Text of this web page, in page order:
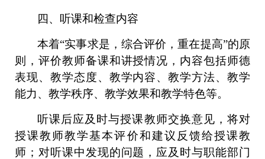
四、听课和检查内容
本着“实事求是，综合评价，重在提高”的原
则，评价教师备课和讲授情况，内容包括师德
表现、教学态度、教学内容、教学方法、教学
能力、教学秩序、教学效果和教学特色等。
听课后应及时与授课教师交换意见，将对
授课教师教学基本评价和建议反馈给授课教
师；对听课中发现的问题，应及时与职能部门